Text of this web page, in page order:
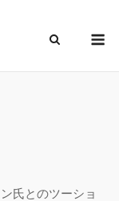
氏とのツーショ